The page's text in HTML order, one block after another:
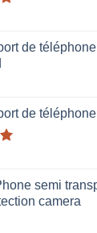
de
de
semi
camera